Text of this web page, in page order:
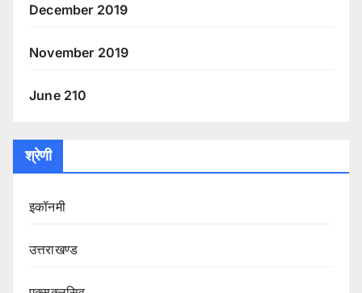
December 2019
November 2019
June 210
श्रेणी
इकॉनमी
उत्तराखण्ड